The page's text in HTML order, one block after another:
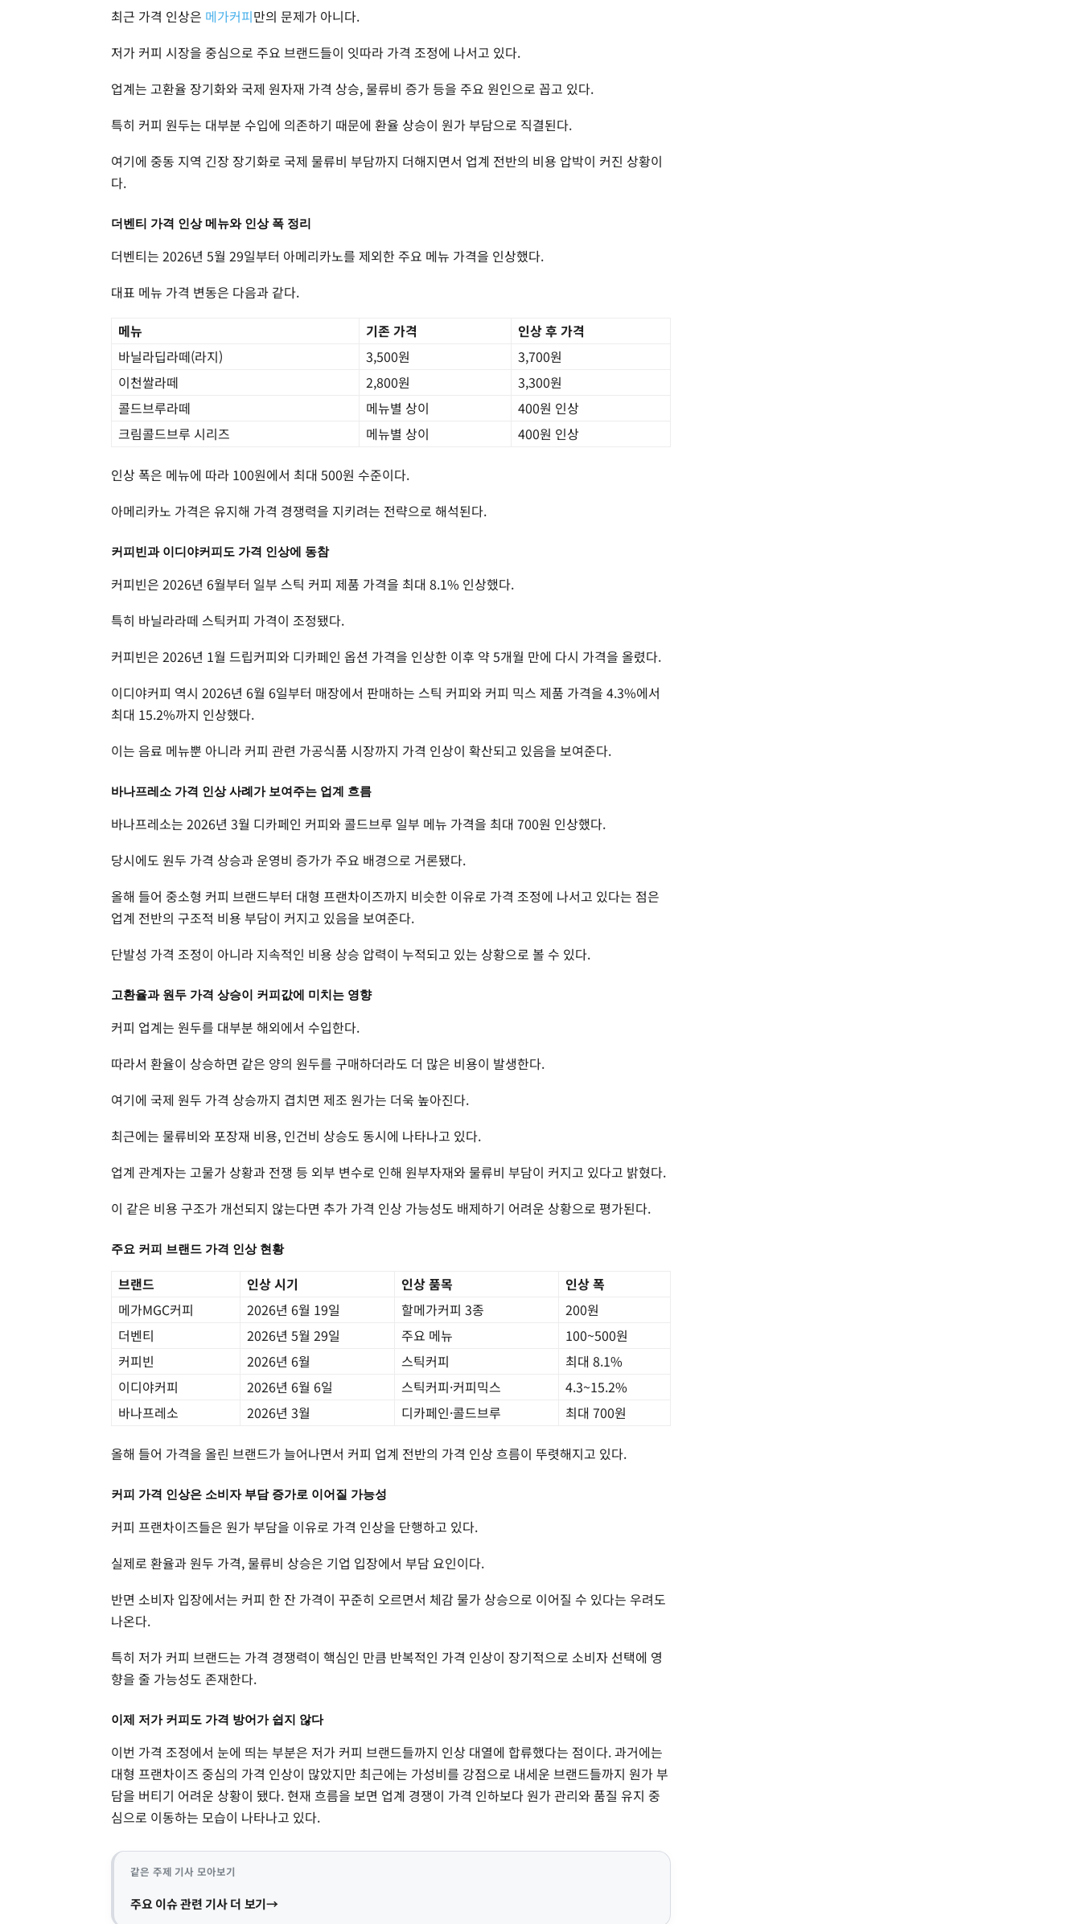
최근 가격 인상은 메가커피만의 문제가 아니다.
저가 커피 시장을 중심으로 주요 브랜드들이 잇따라 가격 조정에 나서고 있다.
업계는 고환율 장기화와 국제 원자재 가격 상승, 물류비 증가 등을 주요 원인으로 꼽고 있다.
특히 커피 원두는 대부분 수입에 의존하기 때문에 환율 상승이 원가 부담으로 직결된다.
여기에 중동 지역 긴장 장기화로 국제 물류비 부담까지 더해지면서 업계 전반의 비용 압박이 커진 상황이
다.
더벤티 가격 인상 메뉴와 인상 폭 정리
더벤티는 2026년 5월 29일부터 아메리카노를 제외한 주요 메뉴 가격을 인상했다.
대표 메뉴 가격 변동은 다음과 같다.
메뉴
기존 가격
인상 후 가격
바닐라딥라떼(라지)
3,500원
3,700원
이천쌀라떼
2,800원
3,300원
콜드브루라떼
메뉴별 상이
400원 인상
크림콜드브루 시리즈
메뉴별 상이 400원 인상
인상 폭은 메뉴에 따라 100원에서 최대 500원 수준이다.
아메리카노 가격은 유지해 가격 경쟁력을 지키려는 전략으로 해석된다.
커피빈과 이디야커피도 가격 인상에 동참
커피빈은 2026년 6월부터 일부 스틱 커피 제품 가격을 최대 8.1% 인상했다.
특히 바닐라라떼 스틱커피 가격이 조정됐다.
커피빈은 2026년 1월 드립커피와 디카페인 옵션 가격을 인상한 이후 약 5개월 만에 다시 가격을 올렸다.
이디야커피 역시 2026년 6월 6일부터 매장에서 판매하는 스틱 커피와 커피 믹스 제품 가격을 4.3%에서
최대 15.2%까지 인상했다.
이는 음료 메뉴뿐 아니라 커피 관련 가공식품 시장까지 가격 인상이 확산되고 있음을 보여준다.
바나프레소 가격 인상 사례가 보여주는 업계 흐름
바나프레소는 2026년 3월 디카페인 커피와 콜드브루 일부 메뉴 가격을 최대 700원 인상했다.
당시에도 원두 가격 상승과 운영비 증가가 주요 배경으로 거론됐다.
올해 들어 중소형 커피 브랜드부터 대형 프랜차이즈까지 비슷한 이유로 가격 조정에 나서고 있다는 점은
업계 전반의 구조적 비용 부담이 커지고 있음을 보여준다.
단발성 가격 조정이 아니라 지속적인 비용 상승 압력이 누적되고 있는 상황으로 볼 수 있다.
고환율과 원두 가격 상승이 커피값에 미치는 영향
커피 업계는 원두를 대부분 해외에서 수입한다.
따라서 환율이 상승하면 같은 양의 원두를 구매하더라도 더 많은 비용이 발생한다.
여기에 국제 원두 가격 상승까지 겹치면 제조 원가는 더욱 높아진다.
최근에는 물류비와 포장재 비용, 인건비 상승도 동시에 나타나고 있다.
업계 관계자는 고물가 상황과 전쟁 등 외부 변수로 인해 원부자재와 물류비 부담이 커지고 있다고 밝혔다.
이 같은 비용 구조가 개선되지 않는다면 추가 가격 인상 가능성도 배제하기 어려운 상황으로 평가된다.
주요 커피 브랜드 가격 인상 현황
브랜드 인상 시기 인상 품목
인상 폭
메가MGC커피
2026년 6월 19일 할메가커피 3종
200원
더벤티
2026년 5월 29일 주요 메뉴
100~500원
커피빈
2026년 6월 스틱커피
최대 8.1%
이디야커피
2026년 6월 6일 스틱커피·커피믹스
4.3~15.2%
바나프레소
2026년 3월 디카페인·콜드브루 최대 700원
올해 들어 가격을 올린 브랜드가 늘어나면서 커피 업계 전반의 가격 인상 흐름이 뚜렷해지고 있다.
커피 가격 인상은 소비자 부담 증가로 이어질 가능성
커피 프랜차이즈들은 원가 부담을 이유로 가격 인상을 단행하고 있다.
실제로 환율과 원두 가격, 물류비 상승은 기업 입장에서 부담 요인이다.
반면 소비자 입장에서는 커피 한 잔 가격이 꾸준히 오르면서 체감 물가 상승으로 이어질 수 있다는 우려도
나온다.
특히 저가 커피 브랜드는 가격 경쟁력이 핵심인 만큼 반복적인 가격 인상이 장기적으로 소비자 선택에 영
향을 줄 가능성도 존재한다.
이제 저가 커피도 가격 방어가 쉽지 않다
이번 가격 조정에서 눈에 띄는 부분은 저가 커피 브랜드들까지 인상 대열에 합류했다는 점이다. 과거에는
대형 프랜차이즈 중심의 가격 인상이 많았지만 최근에는 가성비를 강점으로 내세운 브랜드들까지 원가 부
담을 버티기 어려운 상황이 됐다. 현재 흐름을 보면 업계 경쟁이 가격 인하보다 원가 관리와 품질 유지 중
심으로 이동하는 모습이 나타나고 있다.
같은 주제 기사 모아보기
주요 이슈 관련 기사 더 보기